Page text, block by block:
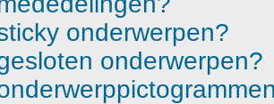
onderwerpen?
onderwerpen?